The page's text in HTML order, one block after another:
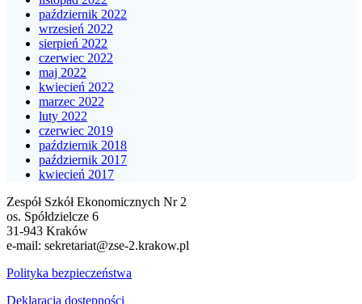
październik 2022
wrzesień 2022
sierpień 2022
czerwiec 2022
maj 2022
kwiecień 2022
marzec 2022
luty 2022
czerwiec 2019
październik 2018
październik 2017
kwiecień 2017
Zespół Szkół Ekonomicznych Nr 2
os. Spółdzielcze 6
31-943 Kraków
e-mail: sekretariat@zse-2.krakow.pl
Polityka bezpieczeństwa
Deklaracja dostępności